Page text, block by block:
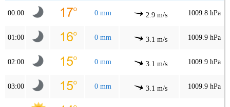
00:00 0 mm 2.9 m/s 1009.8 hPa
01:00 0 mm 3.1 m/s 1009.9 hPa
02:00 0 mm 3.1 m/s 1009.9 hPa
03:00 0 mm 3.1 m/s 1009.9 hPa